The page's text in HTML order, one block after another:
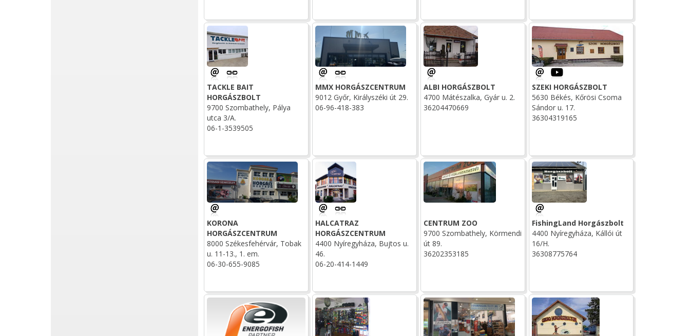
TACKLE BAIT
HORGÁSZBOLT
9700 Szombathely, Pálya
utca 3/A.
06-1-3539505
MMX HORGÁSZCENTRUM
9012 Győr, Királyszéki út 29.
06-96-418-383
ALBI HORGÁSZBOLT
4700 Mátészalka, Gyár u. 2.
36204470669
SZEKI HORGÁSZBOLT
5630 Békés, Kőrösi Csoma
Sándor u. 17.
36304319165
KORONA
HORGÁSZCENTRUM
8000 Székesfehérvár, Tobak
u. 11-13., 1. em.
06-30-655-9085
HALCATRAZ
HORGÁSZCENTRUM
4400 Nyíregyháza, Bujtos u.
46.
06-20-414-1449
CENTRUM ZOO
9700 Szombathely, Körmendi
út 89.
36202353185
FishingLand Horgászbolt
4400 Nyíregyháza, Kállói út
16/H.
36308775764